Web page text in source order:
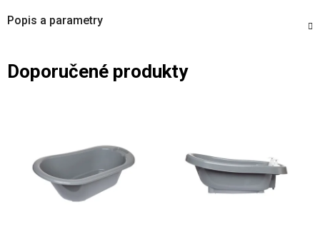
Popis a parametry
Doporučené produkty